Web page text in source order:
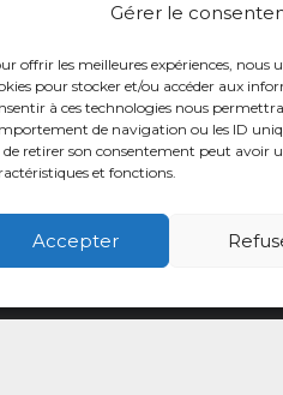
Gérer le
offrir les meilleures expériences, nous
pour stocker et/ou accéder aux
à ces technologies nous
de navigation ou les ID
de retirer son consentement peut avoir
et fonctions.
Accepter
santé Usagers